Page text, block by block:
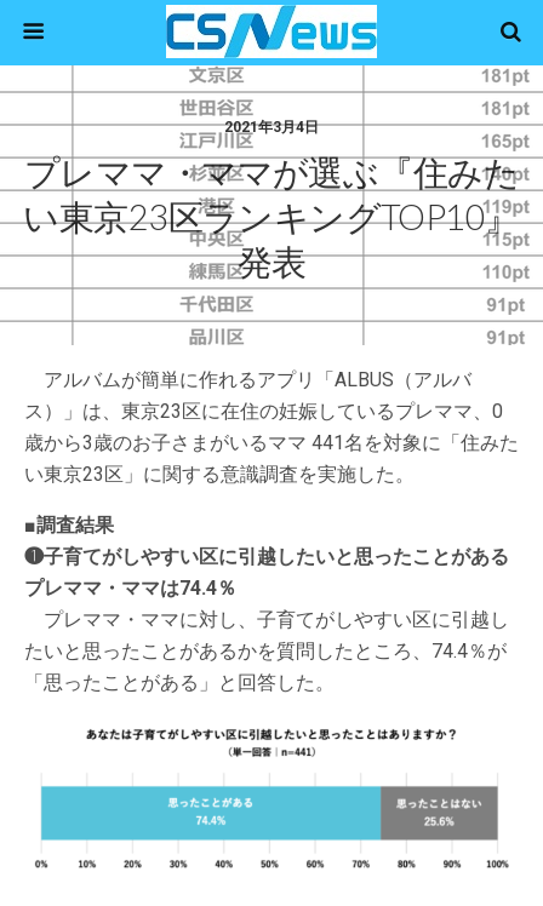
2021年3月4日
プレママ・ママが選ぶ『住みた
い東京23区ランキングTOP10』
発表
アルバムが簡単に作れるアプリ「ALBUS（アルバ
ス）」は、東京23区に在住の妊娠しているプレママ、0
歳から3歳のお子さまがいるママ 441名を対象に「住みた
い東京23区」に関する意識調査を実施した。
■調査結果
❶子育てがしやすい区に引越したいと思ったことがある
プレママ・ママは74.4％
プレママ・ママに対し、子育てがしやすい区に引越し
たいと思ったことがあるかを質問したところ、74.4％が
「思ったことがある」と回答した。